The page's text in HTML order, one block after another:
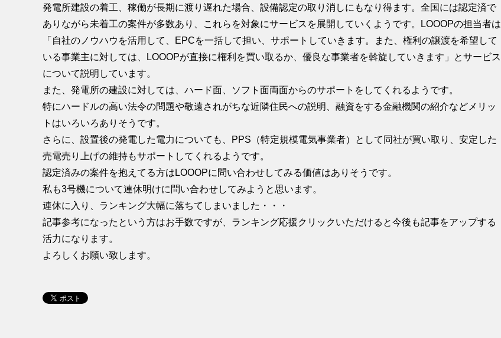
発電所建設の着工、稼働が長期に渡り遅れた場合、設備認定の取り消しにもなり得ます。全国には認定済で
ありながら未着工の案件が多数あり、これらを対象にサービスを展開していくようです。LOOOPの担当者は
「自社のノウハウを活用して、EPCを一括して担い、サポートしていきます。また、権利の譲渡を希望して
いる事業主に対しては、LOOOPが直接に権利を買い取るか、優良な事業者を斡旋していきます」とサービス
について説明しています。
また、発電所の建設に対しては、ハード面、ソフト面両面からのサポートをしてくれるようです。
特にハードルの高い法令の問題や敬遠されがちな近隣住民への説明、融資をする金融機関の紹介などメリッ
トはいろいろありそうです。
さらに、設置後の発電した電力についても、PPS（特定規模電気事業者）として同社が買い取り、安定した
売電売り上げの維持もサポートしてくれるようです。
認定済みの案件を抱えてる方はLOOOPに問い合わせしてみる価値はありそうです。
私も3号機について連休明けに問い合わせしてみようと思います。
連休に入り、ランキング大幅に落ちてしまいました・・・
記事参考になったという方はお手数ですが、ランキング応援クリックいただけると今後も記事をアップする
活力になります。
よろしくお願い致します。